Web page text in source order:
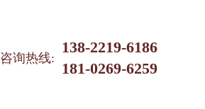
咨询热线:
138-2219-6186
181-0269-6259